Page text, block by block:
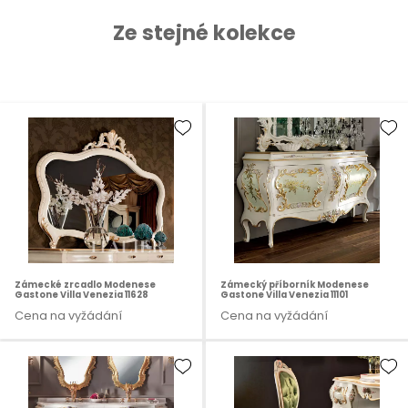
Ze stejné kolekce
Zámecké zrcadlo Modenese
Gastone Villa Venezia 11628
Cena na vyžádání
Zámecký příborník Modenese
Gastone Villa Venezia 11101
Cena na vyžádání